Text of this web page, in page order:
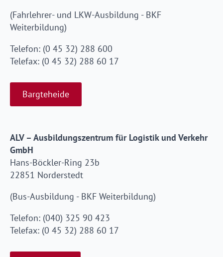
(Fahrlehrer- und LKW-Ausbildung - BKF
Weiterbildung)
Telefon: (0 45 32) 288 600
Telefax: (0 45 32) 288 60 17
Bargteheide
ALV – Ausbildungszentrum für Logistik und Verkehr
GmbH
Hans-Böckler-Ring 23b
22851 Norderstedt
(Bus-Ausbildung - BKF Weiterbildung)
Telefon: (040) 325 90 423
Telefax: (0 45 32) 288 60 17